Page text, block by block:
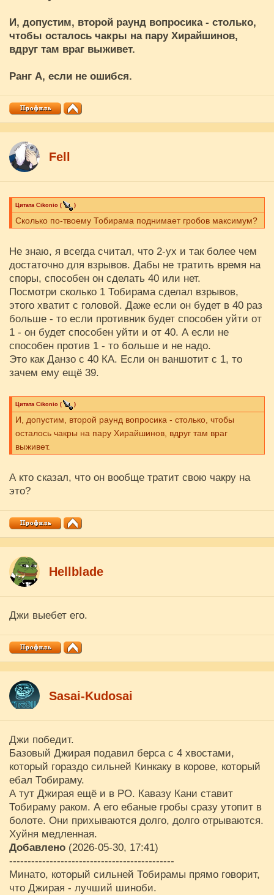
И, допустим, второй раунд вопросика - столько,
чтобы осталось чакры на пару Хирайшинов,
вдруг там враг выживет.
Ранг А, если не ошибся.
Fell
Цитата Cikоnio ( )
Сколько по-твоему Тобирама поднимает гробов максимум?
Не знаю, я всегда считал, что 2-ух и так более чем
достаточно для взрывов. Дабы не тратить время на
споры, способен он сделать 40 или нет.
Посмотри сколько 1 Тобирама сделал взрывов,
этого хватит с головой. Даже если он будет в 40 раз
больше - то если противник будет способен уйти от
1 - он будет способен уйти и от 40. А если не
способен против 1 - то больше и не надо.
Это как Данзо с 40 КА. Если он ваншотит с 1, то
зачем ему ещё 39.
Цитата Cikоnio ( )
И, допустим, второй раунд вопросика - столько, чтобы
осталось чакры на пару Хирайшинов, вдруг там враг
выживет.
А кто сказал, что он вообще тратит свою чакру на
это?
Hellblade
Джи выебет его.
Sasai-Kudosai
Джи победит.
Базовый Джирая подавил берса с 4 хвостами,
который гораздо сильней Кинкаку в корове, который
ебал Тобираму.
А тут Джирая ещё и в РО. Кавазу Кани ставит
Тобираму раком. А его ебаные гробы сразу утопит в
болоте. Они прихываются долго, долго отрываются.
Хуйня медленная.
Добавлено (2026-05-30, 17:41)
---------------------------------------------
Минато, который сильней Тобирамы прямо говорит,
что Джирая - лучший шиноби.